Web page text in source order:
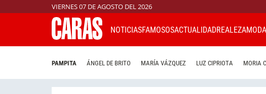
VIERNES 07 DE AGOSTO DEL 2026
NOTICIASFAMOSOSACTUALIDADREALEZAMODA
PAMPITA ÁNGEL DE BRITO MARÍA VÁZQUEZ LUZ CIPRIOTA MORIA